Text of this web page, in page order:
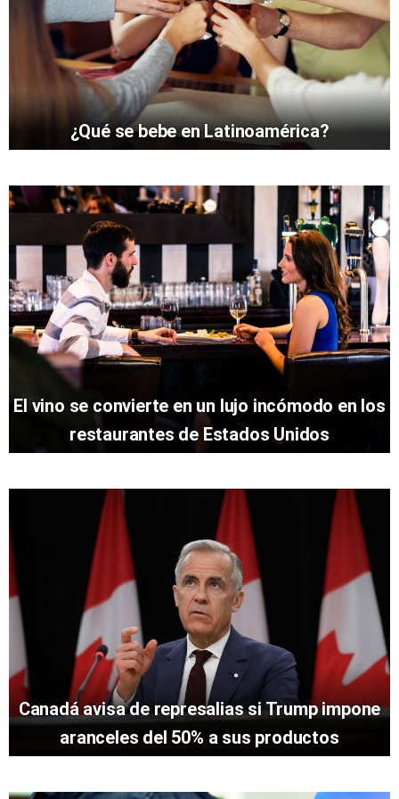
¿Qué se bebe en Latinoamérica?
El vino se convierte en un lujo incómodo en los
restaurantes de Estados Unidos
Canadá avisa de represalias si Trump impone
aranceles del 50% a sus productos